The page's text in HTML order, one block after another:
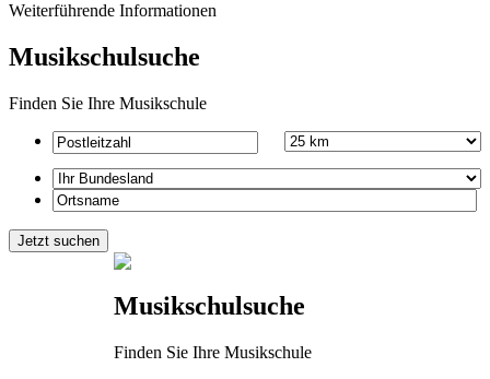
Weiterführende Informationen
Musikschulsuche
Finden Sie Ihre Musikschule
Musikschulsuche
Finden Sie Ihre Musikschule